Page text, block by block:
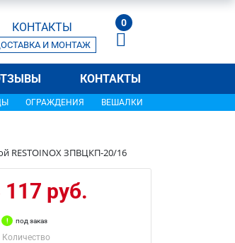
КОНТАКТЫ
И МОНТАЖ
0
КОНТАКТЫ
ОГРАЖДЕНИЯ ВЕШАЛКИ
RESTOINOX ЗПВЦКП-20/16
117 руб.
под заказ
Количество